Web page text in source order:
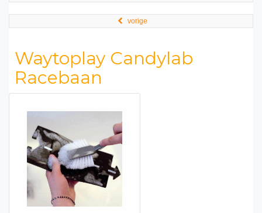
vorige
Waytoplay Candylab
Racebaan